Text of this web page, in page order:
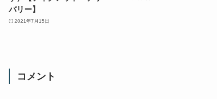
バリー】
2021年7月15日
コメント